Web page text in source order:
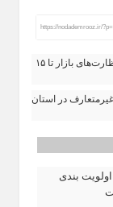
https://nodademrooz.ir/
« اجرای طرح عرضه مستقیم ۱۷ قلم کالا و تشدید نظارت‌های بازار تا ۱۵
شعب غیرمتعارف در استان
اولویت‌ بندی